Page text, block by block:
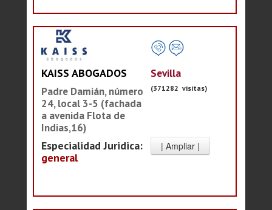
KAISS ABOGADOS
Padre Damián, número
24, local 3-5 (fachada
a avenida Flota de
Indias,16)
Especialidad Juridica:
general
Sevilla
(371282 visitas)